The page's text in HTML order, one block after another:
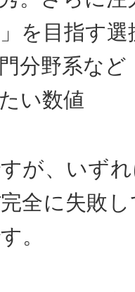
を目指す
分野系な
い数値
が、いず
全に失敗
。